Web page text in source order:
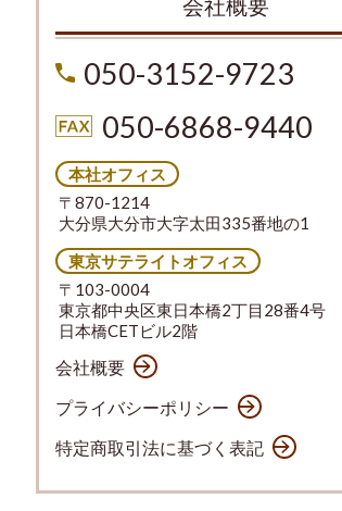
会社概要
050-3152-9723
050-6868-9440
本社オフィス
〒870-1214
大分県大分市大字太田335番地の1
東京サテライトオフィス
〒103-0004
東京都中央区東日本橋2丁目28番4号
日本橋CETビル2階
会社概要
プライバシーポリシー
特定商取引法に基づく表記